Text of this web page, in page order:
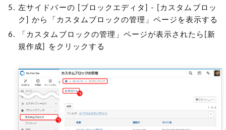
左サイドバーの [ブロックエディタ] - [カスタムブロッ
ク] から「カスタムブロックの管理」ページを表示する
「カスタムブロックの管理」ページが表示されたら[新
規作成] をクリックする